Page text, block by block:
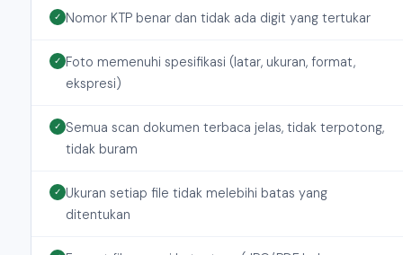
✓ Nomor KTP benar dan tidak ada digit yang tertukar
✓ Foto memenuhi spesifikasi (latar, ukuran, format,
ekspresi)
✓ Semua scan dokumen terbaca jelas, tidak terpotong,
tidak buram
✓ Ukuran setiap file tidak melebihi batas yang
ditentukan